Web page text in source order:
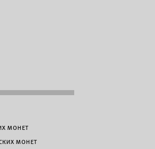
монет
монет